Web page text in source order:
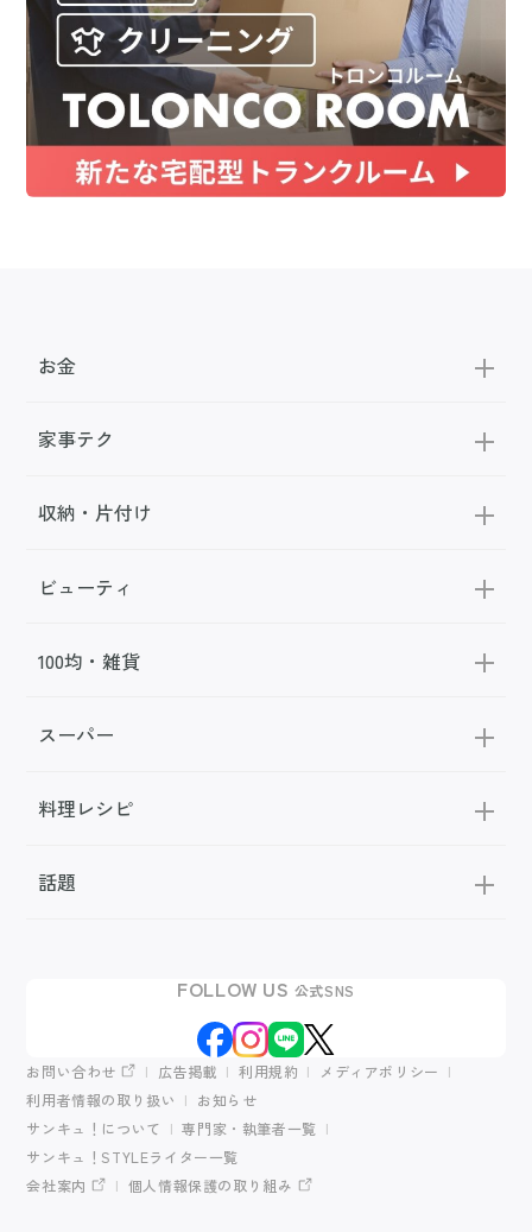
お金
家事テク
収納・片付け
ビューティ
100均・雑貨
スーパー
料理レシピ
話題
FOLLOW US 公式SNS
お問い合わせ 広告掲載 利用規約
メディアポリシー
利用者情報の取り扱い
お知らせ
サンキュ！について
専門家・執筆者一覧
サンキュ！STYLEライター一覧
会社案内
個人情報保護の取り組み